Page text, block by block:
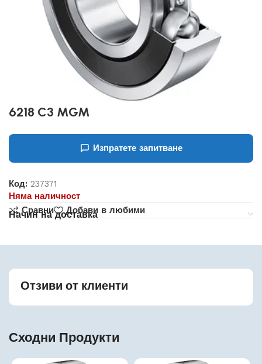
6218 C3 MGM
Изпратете запитване
Код:237371
Няма наличност
Сравни
Добави в любими
Начин на доставка
Отзиви от клиенти
Сходни Продукти